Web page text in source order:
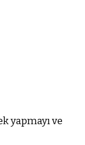
yapmayı ve